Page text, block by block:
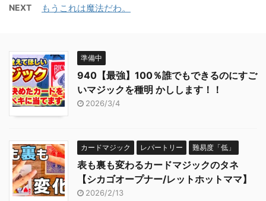
NEXT もうこれは魔法だわ。
準備中
940【最強】100％誰でもできるのにすご
いマジックを種明 かしします！！
2026/3/4
カードマジック レパートリー 難易度「低」
表も裏も変わるカードマジックのタネ
【シカゴオープナー/レットホットママ】
2026/2/13